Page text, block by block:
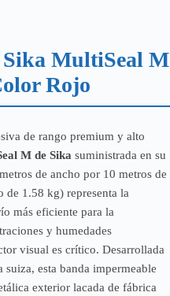
Sika MultiSeal M
Rojo
de rango premium y alto
M de Sika suministrada en su
de ancho por 10 metros de
1.58 kg) representa la
más eficiente para la
y humedades
visual es crítico. Desarrollada
suiza, esta banda impermeable
exterior lacada de fábrica